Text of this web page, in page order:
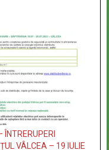
ÎNTRERUPERI
VÂLCEA – 19 IULIE